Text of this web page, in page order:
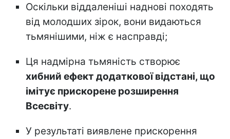
Оскільки віддаленіші наднові походять
від молодших зірок, вони видаються
тьмянішими, ніж є насправді;
Ця надмірна тьмяність створює
хибний ефект додаткової відстані, що
імітує прискорене розширення
Всесвіту.
У результаті виявлене прискорення